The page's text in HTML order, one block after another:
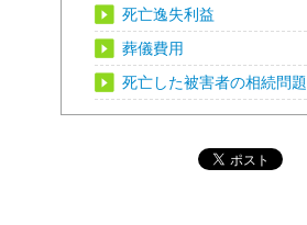
死亡逸失利益
葬儀費用
死亡した被害者の相続問題